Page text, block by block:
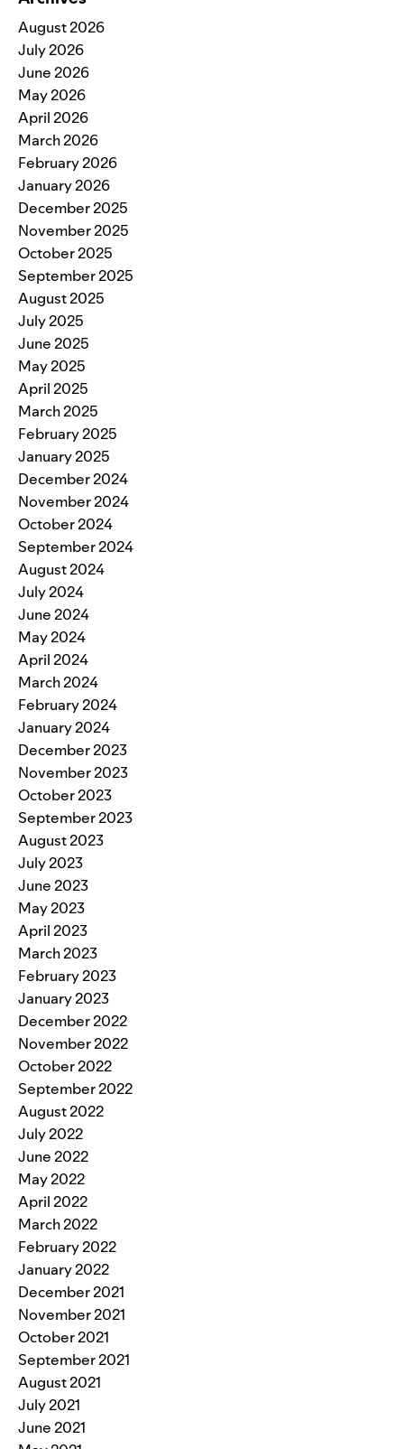
August 2026
July 2026
June 2026
May 2026
April 2026
March 2026
February 2026
January 2026
December 2025
November 2025
October 2025
September 2025
August 2025
July 2025
June 2025
May 2025
April 2025
March 2025
February 2025
January 2025
December 2024
November 2024
October 2024
September 2024
August 2024
July 2024
June 2024
May 2024
April 2024
March 2024
February 2024
January 2024
December 2023
November 2023
October 2023
September 2023
August 2023
July 2023
June 2023
May 2023
April 2023
March 2023
February 2023
January 2023
December 2022
November 2022
October 2022
September 2022
August 2022
July 2022
June 2022
May 2022
April 2022
March 2022
February 2022
January 2022
December 2021
November 2021
October 2021
September 2021
August 2021
July 2021
June 2021